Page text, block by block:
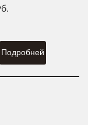
Подробней